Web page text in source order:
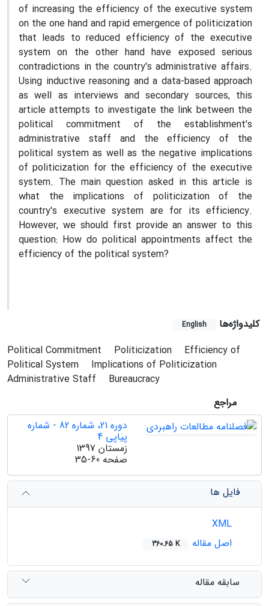
of increasing the efficiency of the executive system
on the one hand and rapid emergence of politicization
that leads to reduced efficiency of the executive
system on the other hand have exposed serious
contradictions in the country's administrative affairs.
Using inductive reasoning and a data-based approach
as well as interviews and secondary sources, this
article attempts to investigate the link between the
political commitment of the establishment's
administrative staff and the efficiency of the
political system as well as the negative implications
of politicization for the efficiency of the executive
system. The main question asked in this article is
what the implications of politicization of the
country's executive system are for its efficiency.
However, we should first provide an answer to this
question: How do political appointments affect the
efficiency of the political system?
کلیدواژه‌ها English
Political Commitment Politicization
Efficiency of
Political System
Implications of Politicization
Administrative Staff
Bureaucracy
مراجع
دوره 21، شماره 82 - شماره
پیاپی 4
زمستان 1397
صفحه 35-60
فایل ها
اصل مقاله
360.65 K
سابقه مقاله